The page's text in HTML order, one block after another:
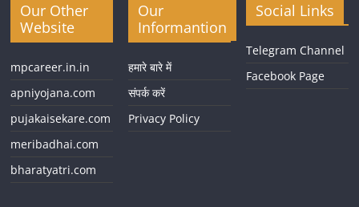
Our Other
Website
mpcareer.in.in
apniyojana.com
pujakaisekare.com
meribadhai.com
bharatyatri.com
Our
Informantion
हमारे बारे में
संपर्क करें
Privacy Policy
Social Links
Telegram Channel
Facebook Page